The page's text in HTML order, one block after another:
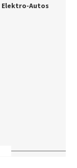
Elektro-Autos